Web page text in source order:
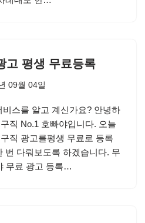
고 평생 무료등록
09월 04일
스를 알고 계신가요? 안녕하
직 No.1 호빠야입니다. 오늘
직 광고를평생 무료로 등록
번 다뤄보도록 하겠습니다. 무
무료 광고 등록…